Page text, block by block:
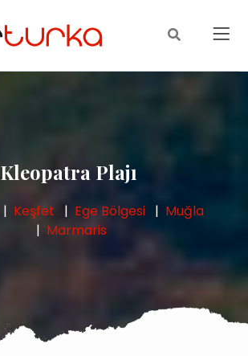
Kleopatra Plajı
Keşfet Ege Bölgesi
Muğla
Marmaris